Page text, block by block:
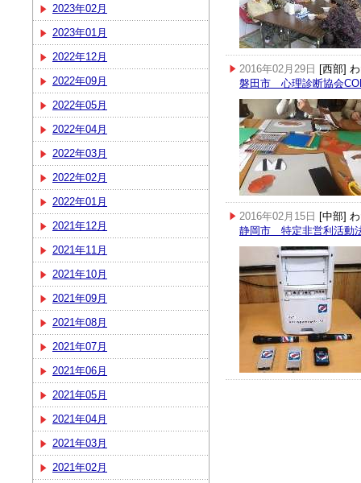
2023年02月
2023年01月
2022年12月
2022年09月
2022年05月
2022年04月
2022年03月
2022年02月
2022年01月
2021年12月
2021年11月
2021年10月
2021年09月
2021年08月
2021年07月
2021年06月
2021年05月
2021年04月
2021年03月
2021年02月
2016年02月29日 [西部]
磐田市 心理診断協会
2016年02月15日 [中部]
静岡市 特定非営利活動